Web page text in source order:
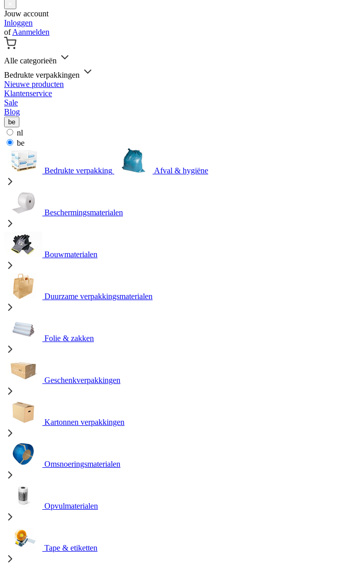
Jouw account
Inloggen
ofAanmelden
Alle categorieën
Bedrukte verpakkingen
Nieuwe producten
Klantenservice
Sale
Blog
be
nl
be
Bedrukte verpakking Afval & hygiëne
Beschermingsmaterialen
Bouwmaterialen
Duurzame verpakkingsmaterialen
Folie & zakken
Geschenkverpakkingen
Kartonnen verpakkingen
Omsnoeringsmaterialen
Opvulmaterialen
Tape & etiketten